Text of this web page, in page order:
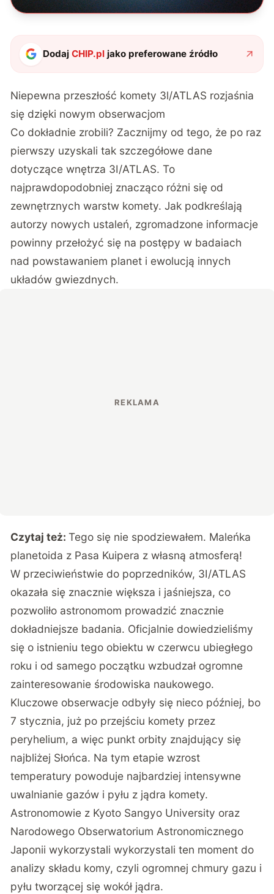
DodajCHIP.pl jako preferowane źródło
Niepewna przeszłość komety 3l/ATLAS rozjaśnia
się dzięki nowym obserwacjom
Co dokładnie zrobili? Zacznijmy od tego, że po raz
pierwszy uzyskali tak szczegółowe dane
dotyczące wnętrza 3I/ATLAS. To
najprawdopodobniej znacząco różni się od
zewnętrznych warstw komety.Jak podkreślają
autorzy nowych ustaleń, zgromadzone informacje
powinny przełożyć się na postępy w badaiach
nad powstawaniem planet i ewolucją innych
układów gwiezdnych.
Czytaj też: Tego się nie spodziewałem. Maleńka
planetoida z Pasa Kuipera z własną atmosferą!
W przeciwieństwie do poprzedników, 3I/ATLAS
okazała się znacznie większa i jaśniejsza, co
pozwoliło astronomom prowadzić znacznie
dokładniejsze badania. Oficjalnie dowiedzieliśmy
się o istnieniu tego obiektu w czerwcu ubiegłego
roku i od samego początku wzbudzał ogromne
zainteresowanie środowiska naukowego.
Kluczowe obserwacje odbyły się nieco później, bo
7 stycznia, już po przejściu komety przez
peryhelium, a więc punkt orbity znajdujący się
najbliżej Słońca. Na tym etapie wzrost
temperatury powoduje najbardziej intensywne
uwalnianie gazów i pyłu z jądra komety.
Astronomowie z Kyoto Sangyo University oraz
Narodowego Obserwatorium Astronomicznego
Japonii wykorzystali wykorzystali ten moment do
analizy składu komy, czyli ogromnej chmury gazu i
pyłu tworzącej się wokół jądra.